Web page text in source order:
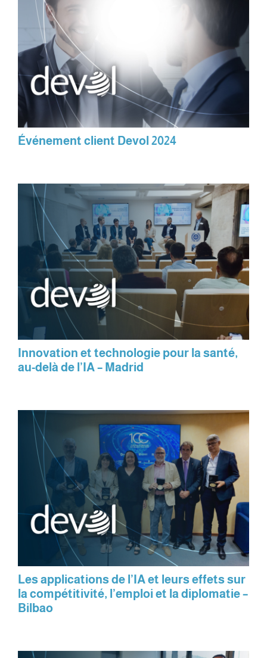
Événement client Devol 2024
Innovation et technologie pour la santé,
au-delà de l’IA – Madrid
Les applications de l’IA et leurs effets sur
la compétitivité, l’emploi et la diplomatie –
Bilbao